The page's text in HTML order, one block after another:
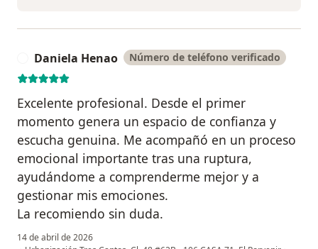
Daniela Henao Número de teléfono verificado
Excelente profesional. Desde el primer
momento genera un espacio de confianza y
escucha genuina. Me acompañó en un proceso
emocional importante tras una ruptura,
ayudándome a comprenderme mejor y a
gestionar mis emociones.
La recomiendo sin duda.
14 de abril de 2026